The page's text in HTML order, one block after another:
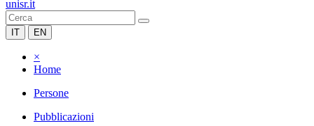
unisr.it
IT EN
×
Home
Persone
Pubblicazioni